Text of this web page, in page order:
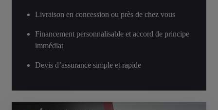
Livraison en concession ou près de chez vous
Financement personnalisable et accord de principe
immédiat
Devis d’assurance simple et rapide